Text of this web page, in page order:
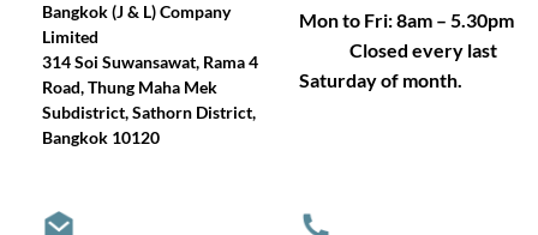
Bangkok (J & L) Company
Limited
314 Soi Suwansawat, Rama 4
Road, Thung Maha Mek
Subdistrict, Sathorn District,
Bangkok 10120
Mon to Fri: 8am – 5.30pm
Closed every last
Saturday of month.